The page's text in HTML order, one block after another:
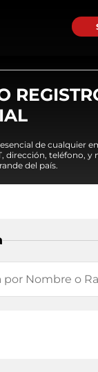
de cualquier
dirección, teléfono, y
del país.